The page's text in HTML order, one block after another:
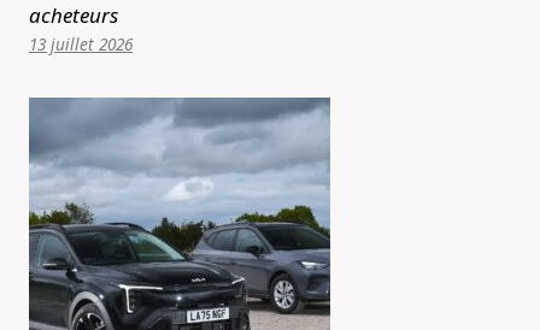
acheteurs
13 juillet 2026